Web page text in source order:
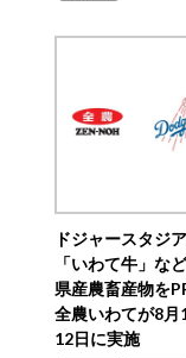
ドジャースタジ
「いわて牛」な
県産農畜産物を
全農いわてが8月
12日に実施